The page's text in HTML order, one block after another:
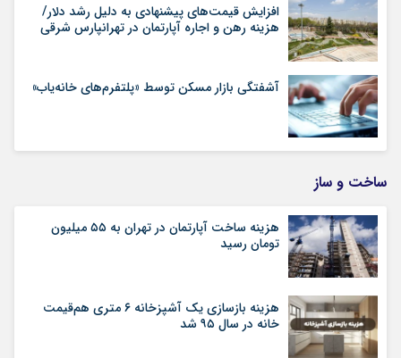
افزایش قیمت‌های پیشنهادی به دلیل رشد دلار/
هزینه رهن و اجاره آپارتمان در تهرانپارس شرقی
آشفتگی بازار مسکن توسط «پلتفرم‌های خانه‌یاب»
ساخت و ساز
هزینه ساخت آپارتمان در تهران به ۵۵ میلیون
تومان رسید
هزینه بازسازی یک آشپزخانه ۶ متری هم‌قیمت
خانه در سال ۹۵ شد